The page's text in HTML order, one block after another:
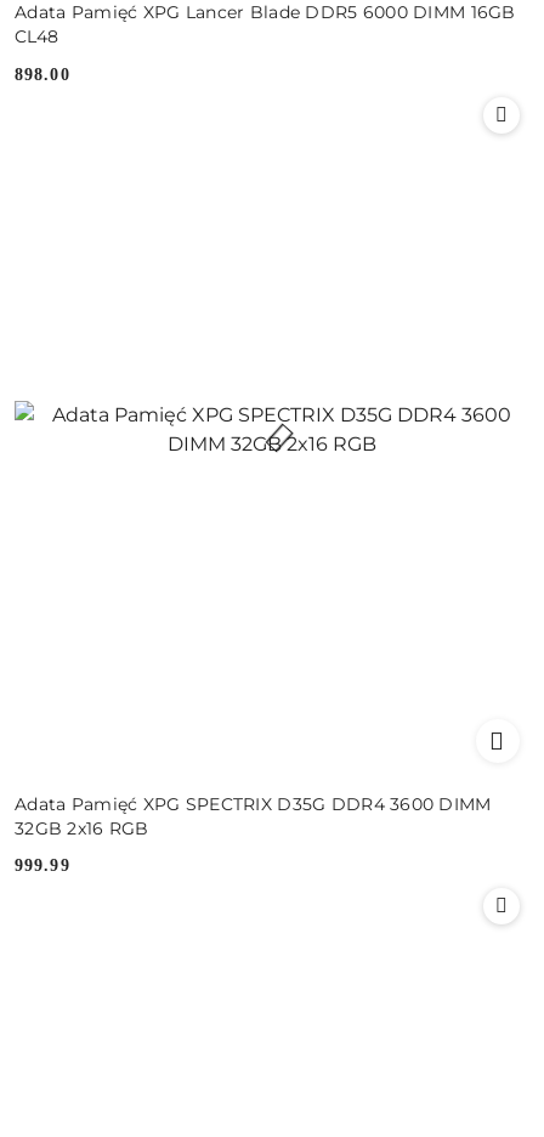
Adata Pamięć XPG Lancer Blade DDR5 6000 DIMM 16GB
CL48
Cena:
898.00
Adata Pamięć XPG SPECTRIX D35G DDR4 3600 DIMM
32GB 2x16 RGB
Cena:
999.99